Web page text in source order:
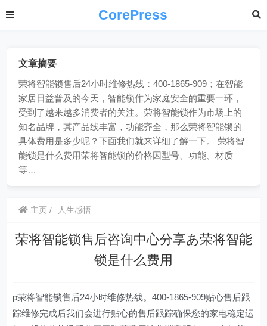
CorePress
文章摘要
荣将智能锁售后24小时维修热线：400-1865-909；在智能
家居日益普及的今天，智能锁作为家庭安全的重要一环，
受到了越来越多消费者的关注。荣将智能锁作为市场上的
知名品牌，其产品线丰富，功能齐全，那么荣将智能锁的
具体费用是多少呢？下面我们就来详细了解一下。 荣将智
能锁是什么费用荣将智能锁的价格因型号、功能、材质
等…
主页 人生感悟
荣将智能锁售后咨询中心分享あ荣将智能
锁是什么费用
p荣将智能锁售后24小时维修热线。400-1865-909贴心售后跟
踪维修完成后我们会进行贴心的售后跟踪确保您的家电稳定运